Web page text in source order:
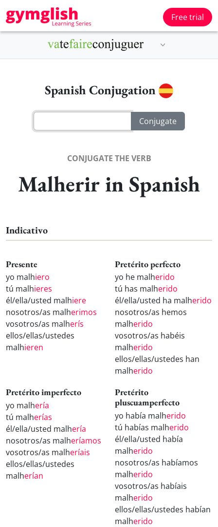
Free trial
Spanish Conjugation
CONJUGATE THE VERB
Malherir in Spanish
Indicativo
Presente
yo malhiero
tú malhieres
él/ella/usted malhiere
nosotros/as malherimos
vosotros/as malherís
ellos/ellas/ustedes
malhieren
Pretérito perfecto
yo he malherido
tú has malherido
él/ella/usted ha malherido
nosotros/as hemos
malherido
vosotros/as habéis
malherido
ellos/ellas/ustedes han
malherido
Pretérito imperfecto
yo malhería
tú malherías
él/ella/usted malhería
nosotros/as malheríamos
vosotros/as malheríais
ellos/ellas/ustedes
malherían
Pretérito
pluscuamperfecto
yo había malherido
tú habías malherido
él/ella/usted había
malherido
nosotros/as habíamos
malherido
vosotros/as habíais
malherido
ellos/ellas/ustedes habían
malherido